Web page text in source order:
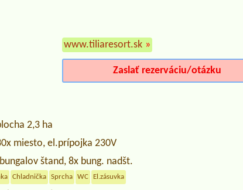
www.tiliaresort.sk »
Zaslať rezerváciu/otázku
2,3 ha
miesto, el.prípojka 230V
štand, 8x bung. nadšt.
Chladnička Sprcha WC El.zásuvka